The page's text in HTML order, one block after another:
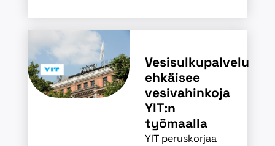
Vesisulkupalvelu
ehkäisee
vesivahinkoja
YIT:n
työmaalla
YIT peruskorjaa